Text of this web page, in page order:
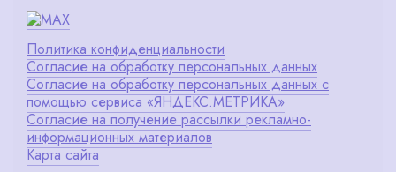
Политика конфиденциальности
Согласие на обработку персональных данных
Согласие на обработку персональных данных с
помощью сервиса «ЯНДЕКС.МЕТРИКА»
Согласие на получение рассылки рекламно-
информационных материалов
Карта сайта